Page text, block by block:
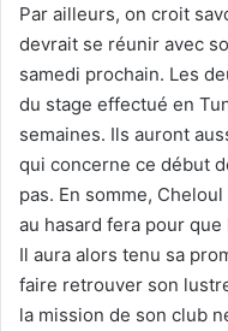
Par ailleurs, on croit
devrait se réunir avec
samedi prochain. Les
du stage effectué en
semaines. Ils auront
qui concerne ce début
pas. En somme,
au hasard fera pour
Il aura alors tenu sa
faire retrouver son
la mission de son club